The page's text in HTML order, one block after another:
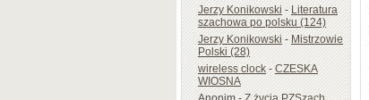
Jerzy Konikowski-Literatura
szachowa po polsku (124)
Jerzy Konikowski-Mistrzowie
Polski (28)
wireless clock-CZESKA
WIOSNA